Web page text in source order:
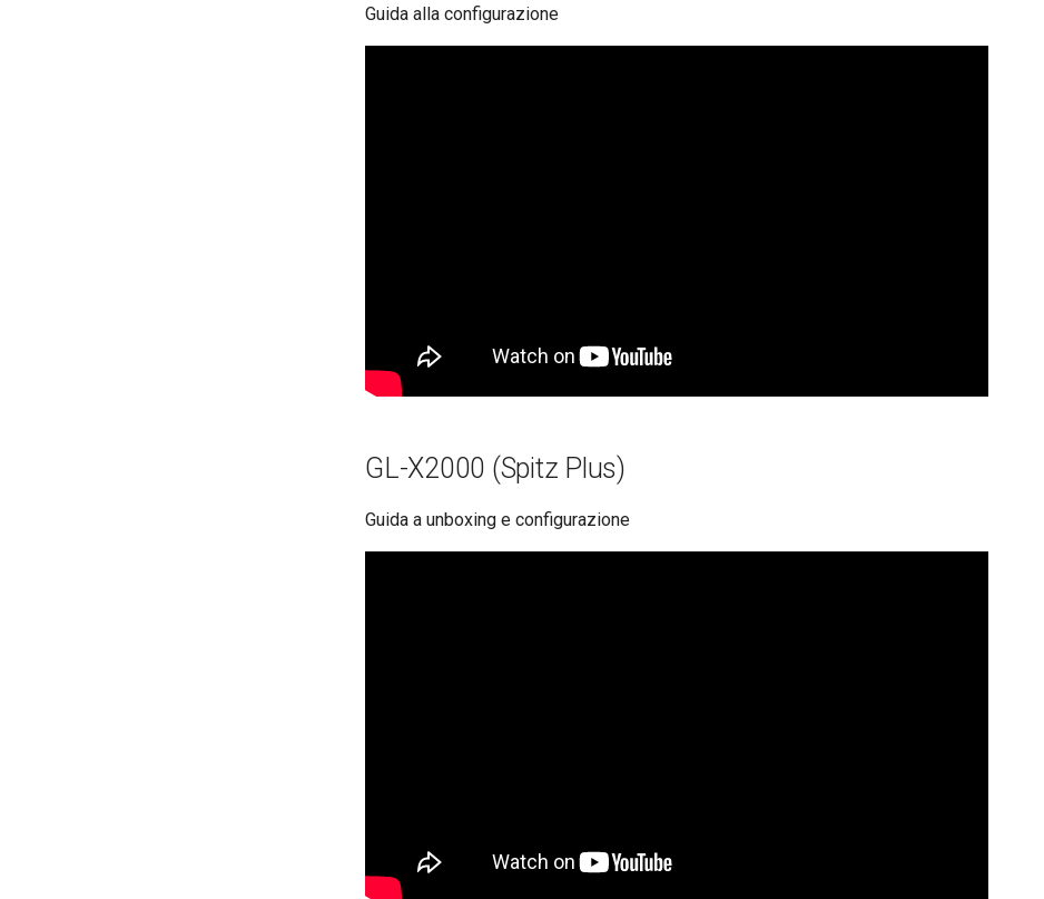
Guida alla configurazione
GL-X2000 (Spitz Plus)
Guida a unboxing e configurazione